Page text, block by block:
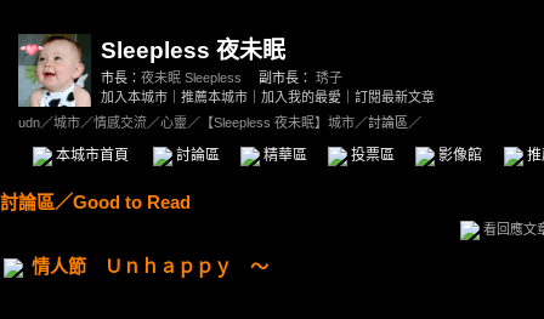
Sleepless 夜未眠
市長： 夜未眠 Sleepless 副市長： 琇子
加入本城市
推薦本城市 加入我的最愛
訂閱最新文章
udn／城市／情感交流／心靈／ 【Sleepless 夜未眠】城市／討論區／
本城市首頁 討論區 精華區 投票區 影像館
討論區／Good to Read
看回應文
情人節 Ｕｎｈａｐｐｙ ～